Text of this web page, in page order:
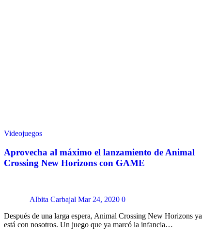
Videojuegos
Aprovecha al máximo el lanzamiento de Animal
Crossing New Horizons con GAME
Albita Carbajal Mar 24, 2020 0
Después de una larga espera, Animal Crossing New Horizons ya
está con nosotros. Un juego que ya marcó la infancia…